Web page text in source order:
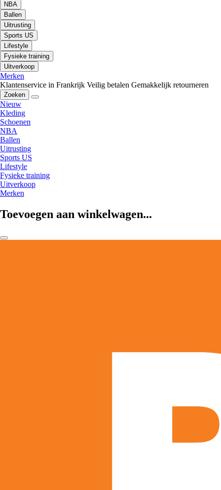
NBA
Ballen
Uitrusting
Sports US
Lifestyle
Fysieke training
Uitverkoop
Merken
Klantenservice in Frankrijk Veilig betalen Gemakkelijk retourneren
Zoeken
Nieuw
Kleding
Schoenen
NBA
Ballen
Uitrusting
Sports US
Lifestyle
Fysieke training
Uitverkoop
Merken
Toevoegen aan winkelwagen...